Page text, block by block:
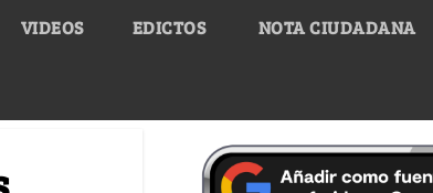
VIDEOS EDICTOS NOTA CIUDADANA